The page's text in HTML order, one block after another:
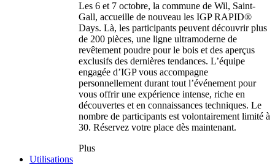
Les 6 et 7 octobre, la commune de Wil, Saint-
Gall, accueille de nouveau les IGP RAPID®
Days. Là, les participants peuvent découvrir plus
de 200 pièces, une ligne ultramoderne de
revêtement poudre pour le bois et des aperçus
exclusifs des dernières tendances. L’équipe
engagée d’IGP vous accompagne
personnellement durant tout l’événement pour
vous offrir une expérience intense, riche en
découvertes et en connaissances techniques. Le
nombre de participants est volontairement limité à
30. Réservez votre place dès maintenant.
Plus
Utilisations